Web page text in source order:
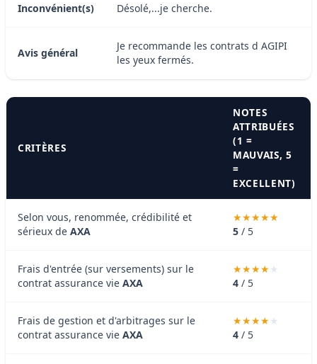
Inconvénient(s) Désolé,...je cherche.
Avis général
Je recommande les contrats d AGIPI
les yeux fermés.
CRITÈRES
NOTES
ATTRIBUÉES
(1 =
MAUVAIS, 5
=
EXCELLENT)
Selon vous, renommée, crédibilité et
sérieux de AXA 5 / 5
Frais d'entrée (sur versements) sur le
contrat assurance vie AXA 4 / 5
Frais de gestion et d'arbitrages sur le
contrat assurance vie AXA 4 / 5